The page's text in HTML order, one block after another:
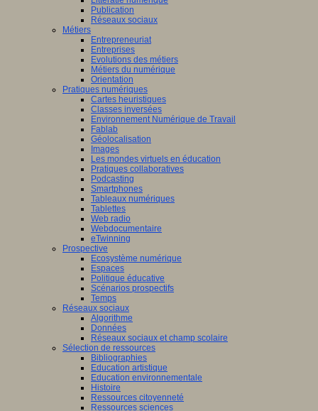
Publication
Réseaux sociaux
Métiers
Entrepreneuriat
Entreprises
Evolutions des métiers
Métiers du numérique
Orientation
Pratiques numériques
Cartes heuristiques
Classes inversées
Environnement Numérique de Travail
Fablab
Géolocalisation
Images
Les mondes virtuels en éducation
Pratiques collaboratives
Podcasting
Smartphones
Tableaux numériques
Tablettes
Web radio
Webdocumentaire
eTwinning
Prospective
Ecosystème numérique
Espaces
Politique éducative
Scénarios prospectifs
Temps
Réseaux sociaux
Algorithme
Données
Réseaux sociaux et champ scolaire
Sélection de ressources
Bibliographies
Education artistique
Education environnementale
Histoire
Ressources citoyenneté
Ressources sciences